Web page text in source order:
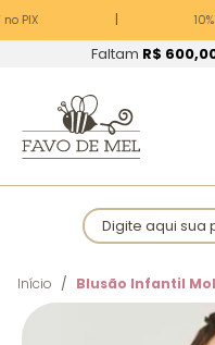
PIX
Faltam R$
Digite aqui sua
Início Blusão Infantil